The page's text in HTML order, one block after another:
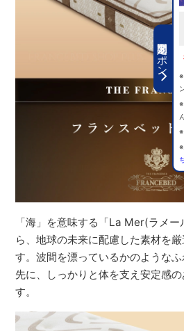
期間限定クーポン
ん
※
「海」を意味する「La Mer(ラメ
ら、地球の未来に配慮した素材を
す。波間を漂っているかのような
先に、しっかりと体を支え安定感
す。